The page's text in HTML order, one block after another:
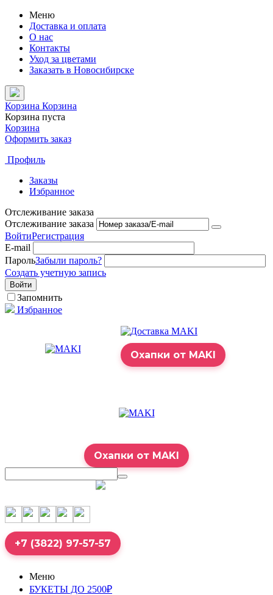
Меню
Доставка и оплата
О нас
Контакты
Уход за цветами
Заказать в Новосибирске
Корзина Корзина
Корзина пуста
Корзина
Оформить заказ
Профиль
Заказы
Избранное
Отслеживание заказа
Отслеживание заказа
ВойтиРегистрация
E-mail
ПарольЗабыли пароль?
Создать учетную запись
Войти
Запомнить
Избранное
Охапки от MAKI
Охапки от MAKI
+7 (3822) 97-57-57
Меню
БУКЕТЫ ДО 2500₽